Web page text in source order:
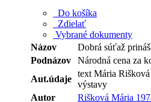
Do košíka
Zdielať
Vybrané dokumenty
Názov
Dobrá súťaž
Podnázov
Národná cena za
Aut.údaje
text Mária
výstavy
Autor
Rišková Mária